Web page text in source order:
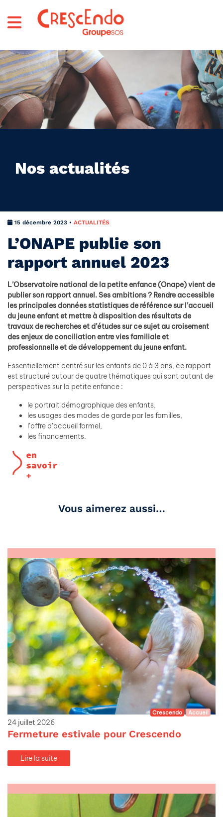
Nos actualités
15 décembre 2023 • ACTUALITÉS
L’ONAPE publie son
rapport annuel 2023
L’Observatoire national de la petite enfance (Onape) vient de
publier son rapport annuel. Ses ambitions ? Rendre accessible
les principales données statistiques de référence sur l’accueil
du jeune enfant et mettre à disposition des résultats de
travaux de recherches et d’études sur ce sujet au croisement
des enjeux de conciliation entre vies familiale et
professionnelle et de développement du jeune enfant.
Essentiellement centré sur les enfants de 0 à 3 ans, ce rapport
est structuré autour de quatre thématiques qui sont autant de
perspectives sur la petite enfance :
le portrait démographique des enfants,
les usages des modes de garde par les familles,
l’offre d’accueil formel,
les financements.
Vous aimerez aussi…
Crescendo Accueil
24 juillet 2026
Fermeture estivale pour Crescendo
Lire la suite